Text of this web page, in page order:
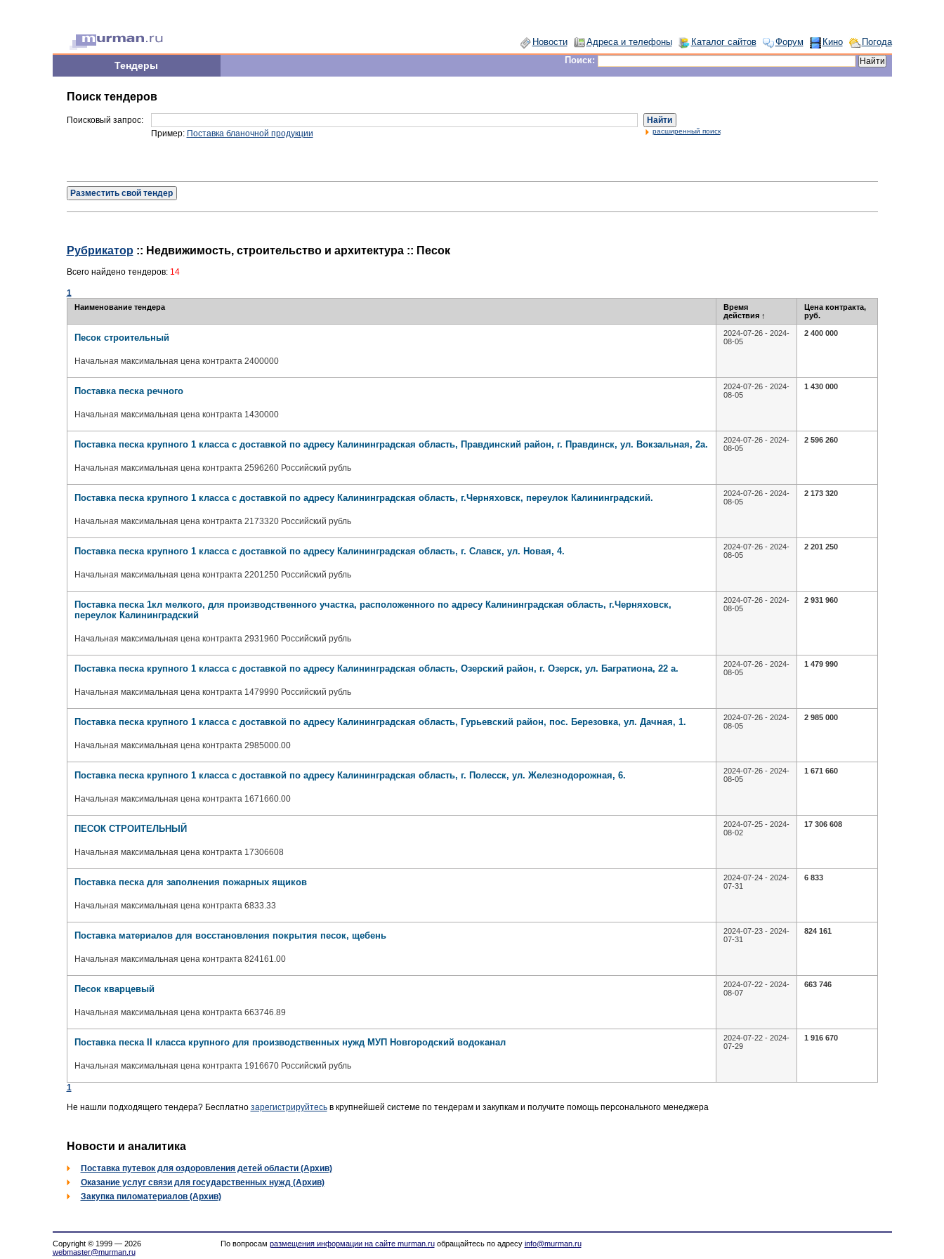
Новости Адреса и телефоны Каталог сайтов Форум Кино Погода
Тендеры Поиск:
Поиск тендеров
Поисковый запрос:
Найти
Пример: Поставка бланочной продукции расширенный поиск
Разместить свой тендер
Рубрикатор:: Недвижимость, строительство и архитектура :: Песок
Всего найдено тендеров:14
1
Наименование тендера
Время
действия ↑
Цена контракта,
руб.
Песок строительный
Начальная максимальная цена контракта 2400000
2024-07-26 - 2024-
08-05
2 400 000
Поставка песка речного
Начальная максимальная цена контракта 1430000
2024-07-26 - 2024-
08-05
1 430 000
Поставка песка крупного 1 класса с доставкой по адресу Калининградская область, Правдинский район, г. Правдинск, ул. Вокзальная, 2а.
Начальная максимальная цена контракта 2596260 Российский рубль
2024-07-26 - 2024-
08-05
2 596 260
Поставка песка крупного 1 класса с доставкой по адресу Калининградская область, г.Черняховск, переулок Калининградский.
Начальная максимальная цена контракта 2173320 Российский рубль
2024-07-26 - 2024-
08-05
2 173 320
Поставка песка крупного 1 класса с доставкой по адресу Калининградская область, г. Славск, ул. Новая, 4.
Начальная максимальная цена контракта 2201250 Российский рубль
2024-07-26 - 2024-
08-05
2 201 250
Поставка песка 1кл мелкого, для производственного участка, расположенного по адресу Калининградская область, г.Черняховск,
переулок Калининградский
Начальная максимальная цена контракта 2931960 Российский рубль
2024-07-26 - 2024-
08-05
2 931 960
Поставка песка крупного 1 класса с доставкой по адресу Калининградская область, Озерский район, г. Озерск, ул. Багратиона, 22 а.
Начальная максимальная цена контракта 1479990 Российский рубль
2024-07-26 - 2024-
08-05
1 479 990
Поставка песка крупного 1 класса с доставкой по адресу Калининградская область, Гурьевский район, пос. Березовка, ул. Дачная, 1.
Начальная максимальная цена контракта 2985000.00
2024-07-26 - 2024-
08-05
2 985 000
Поставка песка крупного 1 класса с доставкой по адресу Калининградская область, г. Полесск, ул. Железнодорожная, 6.
Начальная максимальная цена контракта 1671660.00
2024-07-26 - 2024-
08-05
1 671 660
ПЕСОК СТРОИТЕЛЬНЫЙ
Начальная максимальная цена контракта 17306608
2024-07-25 - 2024-
08-02
17 306 608
Поставка песка для заполнения пожарных ящиков
Начальная максимальная цена контракта 6833.33
2024-07-24 - 2024-
07-31
6 833
Поставка материалов для восстановления покрытия песок, щебень
Начальная максимальная цена контракта 824161.00
2024-07-23 - 2024-
07-31
824 161
Песок кварцевый
Начальная максимальная цена контракта 663746.89
2024-07-22 - 2024-
08-07
663 746
Поставка песка II класса крупного для производственных нужд МУП Новгородский водоканал
Начальная максимальная цена контракта 1916670 Российский рубль
2024-07-22 - 2024-
07-29
1 916 670
1
Не нашли подходящего тендера? Бесплатно зарегистрируйтесьв крупнейшей системе по тендерам и закупкам и получите помощь персонального менеджера
Новости и аналитика
Поставка путевок для оздоровления детей области (Архив)
Оказание услуг связи для государственных нужд (Архив)
Закупка пиломатериалов (Архив)
Copyright © 1999 — 2026
webmaster@murman.ru
По вопросам размещения информации на сайте murman.ruобращайтесь по адресу info@murman.ru